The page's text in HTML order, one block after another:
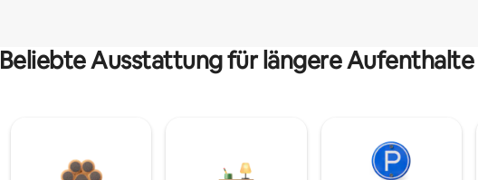
Beliebte Ausstattung für längere Aufenthalte